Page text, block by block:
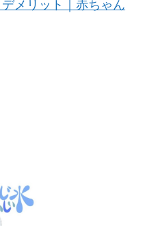
メリット｜赤ちゃん